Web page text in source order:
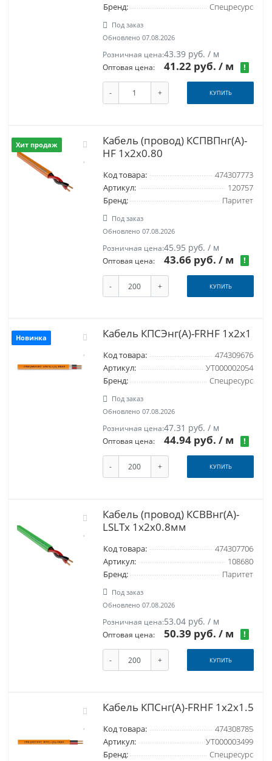
Бренд: Спецресурс
Под заказ
Обновлено 07.08.2026
Розничная цена:43.39 руб. / м
Оптовая цена: 41.22 руб./ м !
- + КУПИТЬ
Хит продаж
Кабель (провод) КСПВПнг(А)-
HF 1х2х0.80
Код товара:
474307773
Артикул:
120757
Бренд:
Паритет
Под заказ
Обновлено 07.08.2026
Розничная цена:45.95 руб. / м
Оптовая цена: 43.66 руб./ м !
- + КУПИТЬ
Новинка Кабель КПСЭнг(A)-FRHF 1x2x1
Код товара:
474309676
Артикул:
УТ000002054
Бренд:
Спецресурс
Под заказ
Обновлено 07.08.2026
Розничная цена:47.31 руб. / м
Оптовая цена: 44.94 руб./ м !
- + КУПИТЬ
Кабель (провод) КСВВнг(A)-
LSLTx 1х2х0.8мм
Код товара:
474307706
Артикул:
108680
Бренд:
Паритет
Под заказ
Обновлено 07.08.2026
Розничная цена:53.04 руб. / м
Оптовая цена: 50.39 руб./ м !
- + КУПИТЬ
Кабель КПСнг(A)-FRHF 1x2x1.5
Код товара:
474308785
Артикул:
УТ000003499
Бренд:
Спецресурс